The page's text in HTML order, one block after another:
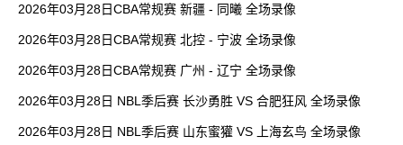
2026年03月28日CBA常规赛 新疆 - 同曦 全场录像
2026年03月28日CBA常规赛 北控 - 宁波 全场录像
2026年03月28日CBA常规赛 广州 - 辽宁 全场录像
2026年03月28日 NBL季后赛 长沙勇胜 VS 合肥狂风 全场录像
2026年03月28日 NBL季后赛 山东蜜獾 VS 上海玄鸟 全场录像